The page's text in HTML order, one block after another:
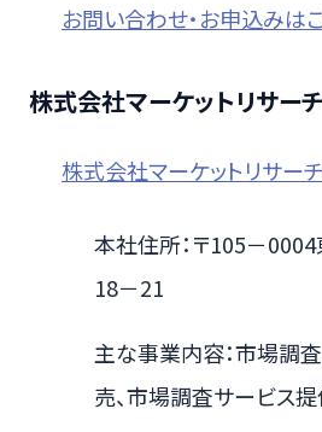
お問い合わせ・お申込みは
株式会社マーケットリサー
株式会社マーケットリサー
本社住所：〒105－
18－21
主な事業内容：市場調
売、市場調査サービス